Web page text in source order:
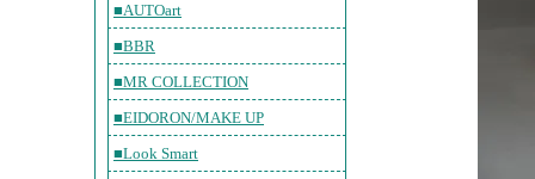
■AUTOart
■BBR
■MR COLLECTION
■EIDORON/MAKE UP
■Look Smart